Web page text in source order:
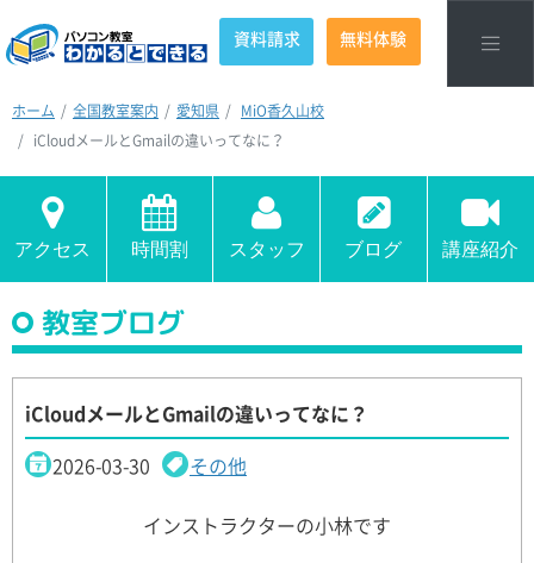
資料請求 無料体験
ホーム 全国教室案内 愛知県
MiO香久山校
iCloudメールとGmailの違いってなに？
アクセス 時間割 スタッフ ブログ 講座紹介
教室ブログ
iCloudメールとGmailの違いってなに？
2026-03-30
その他
インストラクターの小林です